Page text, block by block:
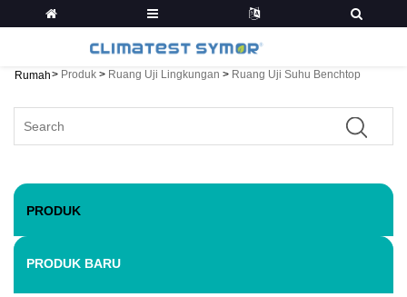
Rumah> Produk > Ruang Uji Lingkungan > Ruang Uji Suhu Benchtop
PRODUK
PRODUK BARU